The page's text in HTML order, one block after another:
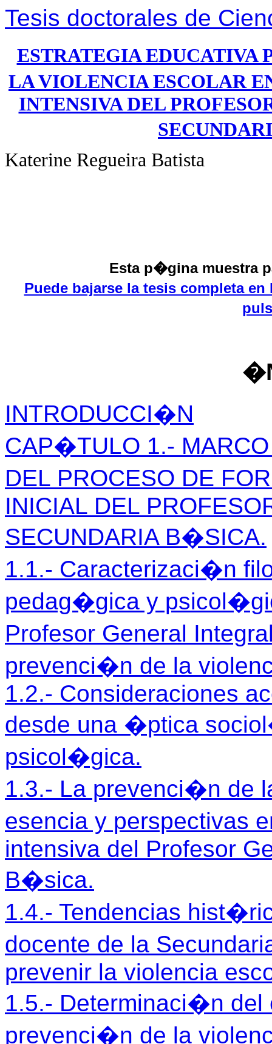
Tesis doctorales de
ESTRATEGIA EDUCATIVA
LA VIOLENCIA ESCOLAR
INTENSIVA DEL
Katerine Regueira Batista
Esta p�gina muestra
Puede bajarse la tesis completa
INTRODUCCI�N
CAP�TULO 1.-
DEL PROCESO DE
INICIAL DEL
SECUNDARIA B�SICA.
1.1.- Caracterizaci�n
pedag�gica y
Profesor General
prevenci�n de la
1.2.- Consideraciones
desde una �ptica
psicol�gica.
1.3.- La prevenci�n de
esencia y perspectivas
intensiva del Profesor
B�sica.
1.4.- Tendencias
docente de la
prevenir la violencia
1.5.- Determinaci�n del
prevenci�n de la